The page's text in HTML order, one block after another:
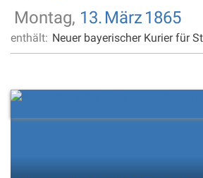
Montag, 13. März 1865
enthält: Neuer bayerischer Kurier für